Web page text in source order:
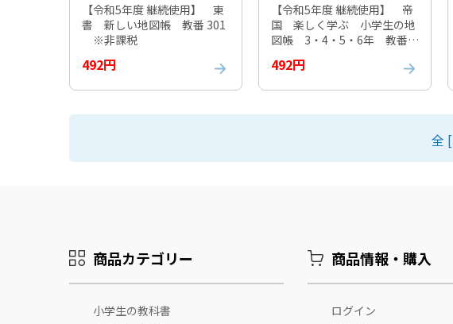
【令和5年度 継続使用】 東
書 新しい地図帳 教番 301
※非課税
492円
【令和5年度 継続使用】 帝
国 楽しく学ぶ 小学生の地
図帳 3・4・5・6年 教番 3
492円
全 [
商品カテゴリー
小学生の教科書
商品情報・購入
ログイン